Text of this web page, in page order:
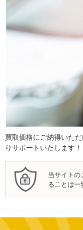
買取価格にご納得いた
りサポートいたします！
当サイト
ることは一